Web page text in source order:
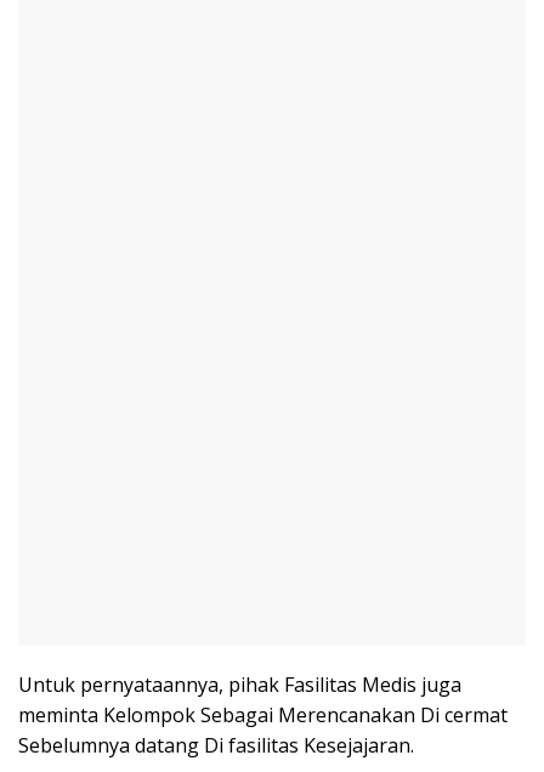
Untuk pernyataannya, pihak Fasilitas Medis juga
meminta Kelompok Sebagai Merencanakan Di cermat
Sebelumnya datang Di fasilitas Kesejajaran.